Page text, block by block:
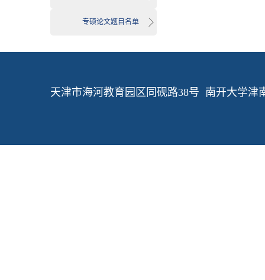
专硕论文题目名单
天津市海河教育园区同砚路38号 南开大学